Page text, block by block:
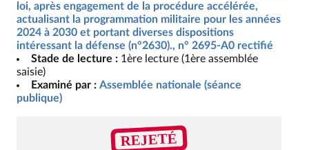
loi, après engagement de la procédure accélérée,
actualisant la programmation militaire pour les années
2024 à 2030 et portant diverses dispositions
intéressant la défense (n°2630)., n° 2695-A0 rectifié
Stade de lecture : 1ère lecture (1ère assemblée
saisie)
Examiné par : Assemblée nationale (séance
publique)
REJETÉ